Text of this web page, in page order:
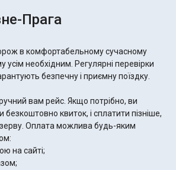
Прага
в комфортабельному сучасному
усім необхідним. Регулярні перевірки
безпечну і приємну поїздку.
вам рейс. Якщо потрібно, ви
квиток, і сплатити пізніше,
Оплата можлива будь-яким
на сайті;